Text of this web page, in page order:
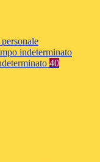
indeterminato
40